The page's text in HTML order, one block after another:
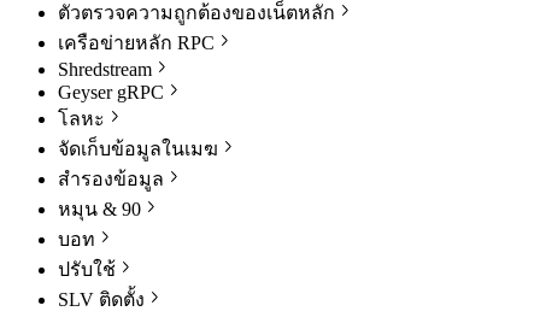
ตัวตรวจความถูกต้องของเน็ตหลัก
เครือข่ายหลัก RPC
Shredstream
Geyser gRPC
โลหะ
จัดเก็บข้อมูลในเมฆ
สํารองข้อมูล
หมุน & 90
บอท
ปรับใช้
SLV ติดตั้ง